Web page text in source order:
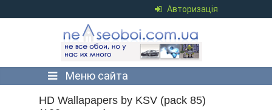
Авторизація
Меню сайта
HD Wallapapers by KSV (pack 85)